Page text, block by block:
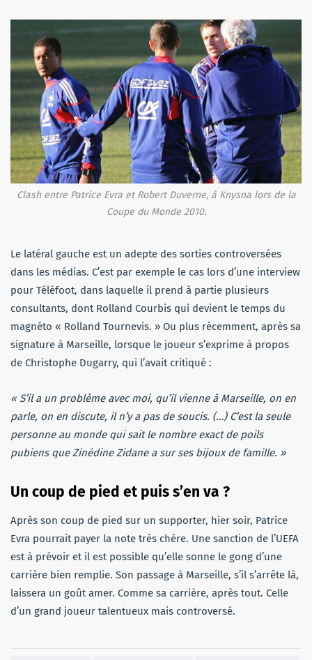
Clash entre Patrice Evra et Robert Duverne, à Knysna lors de la
Coupe du Monde 2010.
Le latéral gauche est un adepte des sorties controversées
dans les médias. C’est par exemple le cas lors d’une interview
pour Téléfoot, dans laquelle il prend à partie plusieurs
consultants, dont Rolland Courbis qui devient le temps du
magnéto « Rolland Tournevis. » Ou plus récemment, après sa
signature à Marseille, lorsque le joueur s’exprime à propos
de Christophe Dugarry, qui l’avait critiqué :
« S’il a un problème avec moi, qu’il vienne à Marseille, on en
parle, on en discute, il n’y a pas de soucis. (…) C’est la seule
personne au monde qui sait le nombre exact de poils
pubiens que Zinédine Zidane a sur ses bijoux de famille. »
Un coup de pied et puis s’en va ?
Après son coup de pied sur un supporter, hier soir, Patrice
Evra pourrait payer la note très chère. Une sanction de l’UEFA
est à prévoir et il est possible qu’elle sonne le gong d’une
carrière bien remplie. Son passage à Marseille, s’il s’arrête là,
laissera un goût amer. Comme sa carrière, après tout. Celle
d’un grand joueur talentueux mais controversé.